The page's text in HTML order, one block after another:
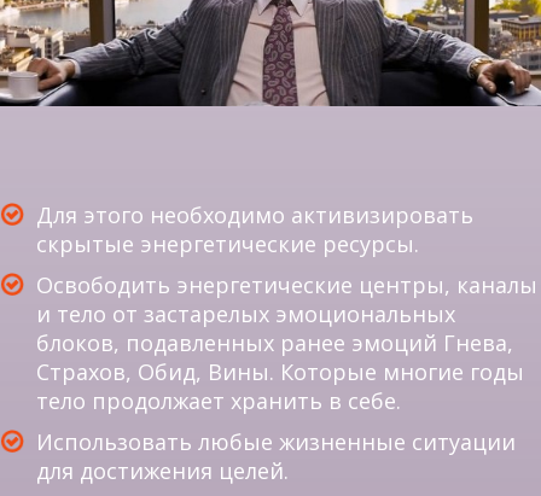
Для этого необходимо активизировать
cкрытые энергетические ресурсы.
Освободить энергетические центры, каналы
и тело от застарелых эмоциональных
блоков, подавленных ранее эмоций Гнева,
Страхов, Обид, Вины. Которые многие годы
тело продолжает хранить в себе.
Использовать любые жизненные ситуации
для достижения целей.